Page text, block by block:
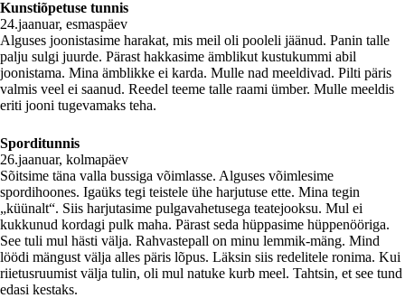
Kunstiõpetuse tunnis
24.jaanuar, esmaspäev
Alguses joonistasime harakat, mis meil oli pooleli jäänud. Panin talle
palju sulgi juurde. Pärast hakkasime ämblikut kustukummi abil
joonistama. Mina ämblikke ei karda. Mulle nad meeldivad. Pilti päris
valmis veel ei saanud. Reedel teeme talle raami ümber. Mulle meeldis
eriti jooni tugevamaks teha.
Sporditunnis
26.jaanuar, kolmapäev
Sõitsime täna valla bussiga võimlasse. Alguses võimlesime
spordihoones. Igaüks tegi teistele ühe harjutuse ette. Mina tegin
„küünalt“. Siis harjutasime pulgavahetusega teatejooksu. Mul ei
kukkunud kordagi pulk maha. Pärast seda hüppasime hüppenööriga.
See tuli mul hästi välja. Rahvastepall on minu lemmik-mäng. Mind
löödi mängust välja alles päris lõpus. Läksin siis redelitele ronima. Kui
riietusruumist välja tulin, oli mul natuke kurb meel. Tahtsin, et see tund
edasi kestaks.